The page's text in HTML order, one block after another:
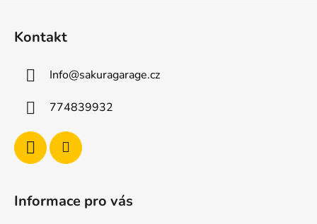
Kontakt
Info@sakuragarage.cz
774839932
Informace pro vás